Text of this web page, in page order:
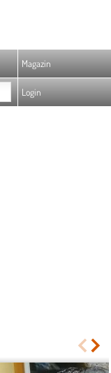
Magazin
Login